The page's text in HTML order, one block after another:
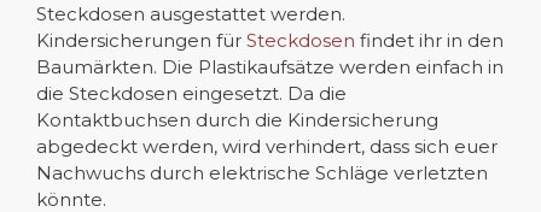
Steckdosen ausgestattet werden.
Kindersicherungen für Steckdosen findet ihr in den
Baumärkten. Die Plastikaufsätze werden einfach in
die Steckdosen eingesetzt. Da die
Kontaktbuchsen durch die Kindersicherung
abgedeckt werden, wird verhindert, dass sich euer
Nachwuchs durch elektrische Schläge verletzten
könnte.